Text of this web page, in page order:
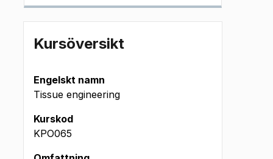
Kursöversikt
Engelskt namn
Tissue engineering
Kurskod
KPO065